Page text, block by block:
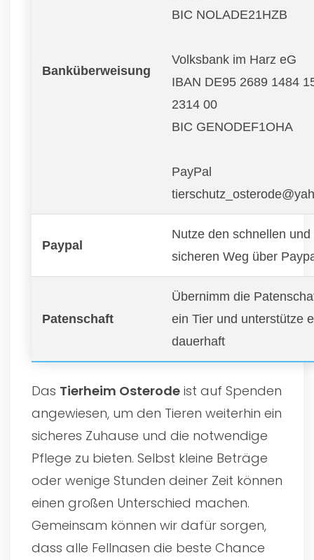
Banküberweisung
BIC NOLADE21HZB
Volksbank im Harz eG
IBAN DE95 2689 1484
2314 00
BIC GENODEF1OHA
PayPal
Paypal
Nutze den schnellen und
sicheren Weg über
Patenschaft
Übernimm die
ein Tier und unterstütze
dauerhaft
Das Tierheim Osterode ist auf Spenden
angewiesen, um den Tieren weiterhin ein
sicheres Zuhause und die notwendige
Pflege zu bieten. Selbst kleine Beträge
oder wenige Stunden deiner Zeit können
einen großen Unterschied machen.
Gemeinsam können wir dafür sorgen,
dass alle Fellnasen die beste Chance